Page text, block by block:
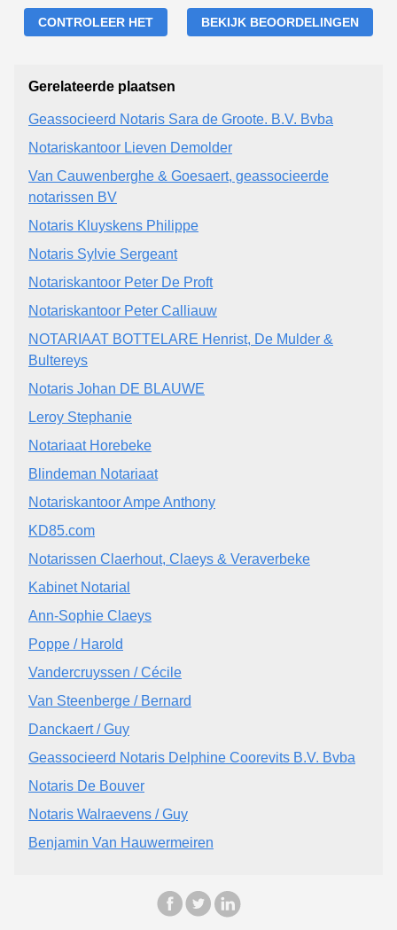
CONTROLEER HET BEKIJK BEOORDELINGEN
Gerelateerde plaatsen
Geassocieerd Notaris Sara de Groote. B.V. Bvba
Notariskantoor Lieven Demolder
Van Cauwenberghe & Goesaert, geassocieerde
notarissen BV
Notaris Kluyskens Philippe
Notaris Sylvie Sergeant
Notariskantoor Peter De Proft
Notariskantoor Peter Calliauw
NOTARIAAT BOTTELARE Henrist, De Mulder &
Bultereys
Notaris Johan DE BLAUWE
Leroy Stephanie
Notariaat Horebeke
Blindeman Notariaat
Notariskantoor Ampe Anthony
KD85.com
Notarissen Claerhout, Claeys & Veraverbeke
Kabinet Notarial
Ann-Sophie Claeys
Poppe / Harold
Vandercruyssen / Cécile
Van Steenberge / Bernard
Danckaert / Guy
Geassocieerd Notaris Delphine Coorevits B.V. Bvba
Notaris De Bouver
Notaris Walraevens / Guy
Benjamin Van Hauwermeiren